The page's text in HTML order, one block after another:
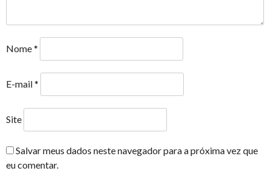
Nome*
E-mail*
Site
Salvar meus dados neste navegador para a próxima vez que
eu comentar.